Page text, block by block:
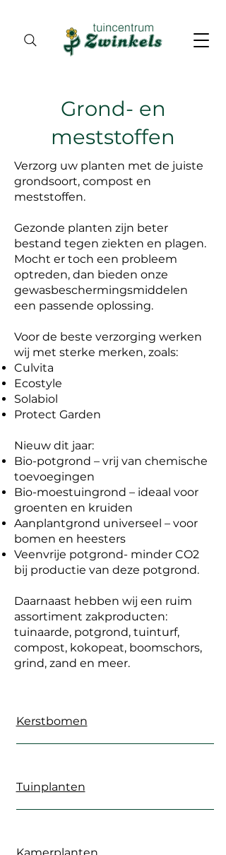
Grond- en
meststoffen
Verzorg uw planten met de juiste
grondsoort, compost en
meststoffen.
Gezonde planten zijn beter
bestand tegen ziekten en plagen.
Mocht er toch een probleem
optreden, dan bieden onze
gewasbeschermingsmiddelen
een passende oplossing.
Voor de beste verzorging werken
wij met sterke merken, zoals:
Culvita
Ecostyle
Solabiol
Protect Garden
Nieuw dit jaar:
Bio-potgrond – vrij van chemische
toevoegingen
Bio-moestuingrond – ideaal voor
groenten en kruiden
Aanplantgrond universeel – voor
bomen en heesters
Veenvrije potgrond- minder CO2
bij productie van deze potgrond.
Daarnaast hebben wij een ruim
assortiment zakproducten:
tuinaarde, potgrond, tuinturf,
compost, kokopeat, boomschors,
grind, zand en meer.
Kerstbomen
Tuinplanten